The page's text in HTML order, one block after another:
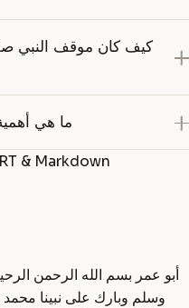
كيف كان موقف النبي
ما هي
& Markdown
أبو عمر بسم الله الرحمن
وسلم وبارك على نبينا